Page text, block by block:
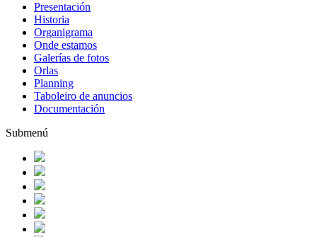
Presentación
Historia
Organigrama
Onde estamos
Galerías de fotos
Orlas
Planning
Taboleiro de anuncios
Documentación
Submenú